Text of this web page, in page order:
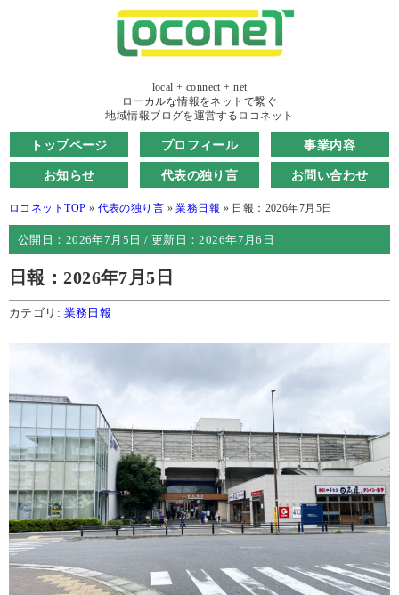
local + connect + net
ローカルな情報をネットで繋ぐ
地域情報ブログを運営するロコネット
トップページ プロフィール 事業内容
お知らせ 代表の独り言 お問い合わせ
ロコネットTOP » 代表の独り言 » 業務日報 »日報：2026年7月5日
公開日： 2026年7月5日 / 更新日：2026年7月6日
日報：2026年7月5日
カテゴリ: 業務日報